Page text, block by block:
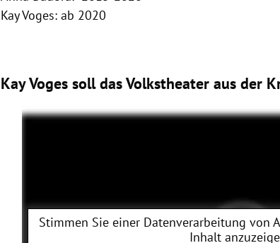
Kay Voges: ab 2020
Kay Voges soll das Volkstheater aus der
Stimmen Sie einer Datenverarbeitung von
Inhalt